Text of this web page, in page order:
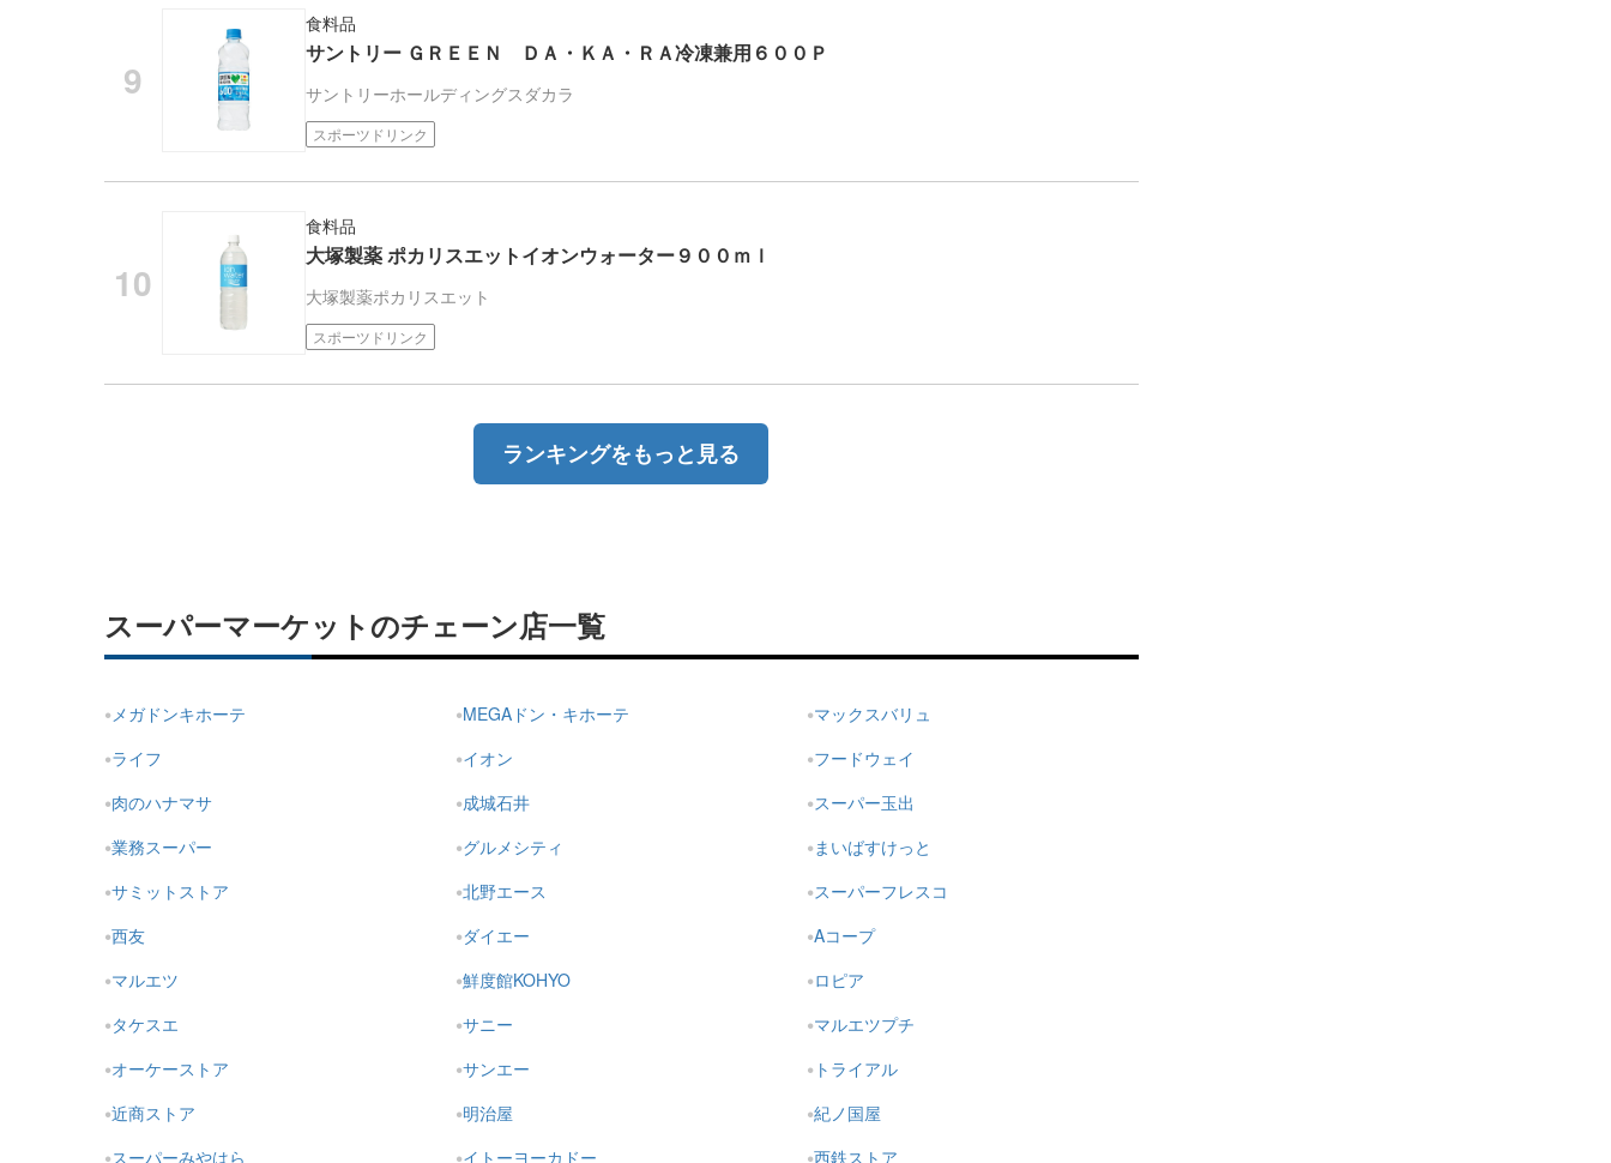
食料品
サントリー ＧＲＥＥＮ ＤＡ・ＫＡ・ＲＡ冷凍兼用６００Ｐ
サントリーホールディングス ダカラ
スポーツドリンク
食料品
大塚製薬 ポカリスエットイオンウォーター９００ｍｌ
大塚製薬ポカリスエット
スポーツドリンク
ランキングをもっと見る
スーパーマーケットのチェーン店一覧
メガドンキホーテ MEGAドン・キホーテ
マックスバリュ
ライフ
イオン
フードウェイ
肉のハナマサ
成城石井
スーパー玉出
業務スーパー
グルメシティ
まいばすけっと
サミットストア
北野エース
スーパーフレスコ
西友
ダイエー
Aコープ
マルエツ
鮮度館KOHYO
ロピア
タケスエ
サニー
マルエツプチ
オーケーストア
サンエー
トライアル
近商ストア
明治屋
紀ノ国屋
スーパーみやはら
イトーヨーカドー 西鉄ストア